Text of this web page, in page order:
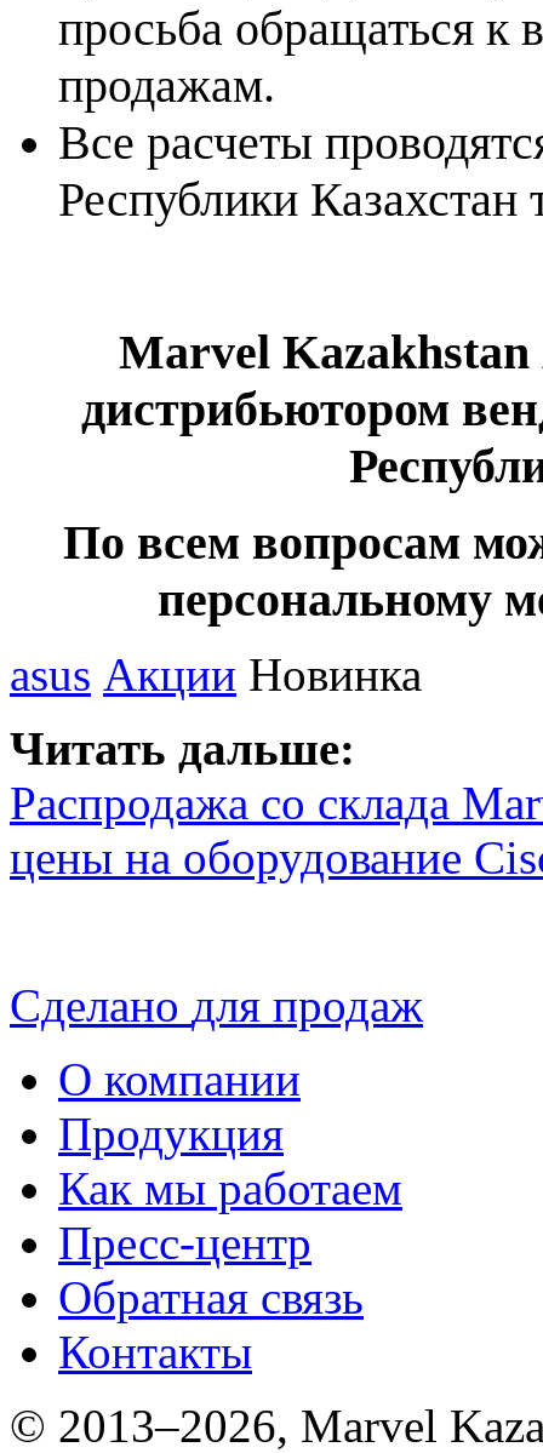
просьба обращаться
продажам.
Все расчеты
Республики Казахстан
Marvel
дистрибьютором
По всем вопросам
персональному
asus Акции Новинка
Читать дальше:
Распродажа со склада
цены на оборудование
Сделано для продаж
О компании
Продукция
Как мы работаем
Пресс-центр
Обратная связь
Контакты
© 2013–2026, Marvel